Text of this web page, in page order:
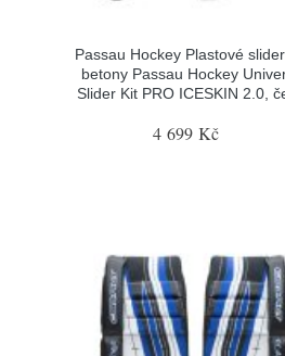
Passau Hockey Plastové
betony Passau Hockey
Slider Kit PRO ICESKIN 2.0,
4 699 Kč